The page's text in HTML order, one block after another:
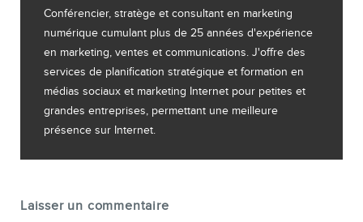
Conférencier, stratège et consultant en marketing
numérique cumulant plus de 25 années d'expérience
en marketing, ventes et communications. J'offre des
services de planification stratégique et formation en
médias sociaux et marketing Internet pour petites et
grandes entreprises, permettant une meilleure
présence sur Internet.
Laisser un commentaire